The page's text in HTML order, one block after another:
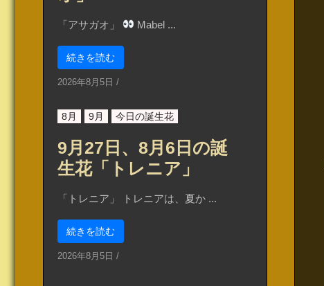
「アサガオ」 Mabel ...
続きを読む
2026年8月5日 /
8月 9月 今日の誕生花
9月27日、8月6日の誕
生花「トレニア」
「トレニア」 トレニアは、夏か ...
続きを読む
2026年8月5日 /